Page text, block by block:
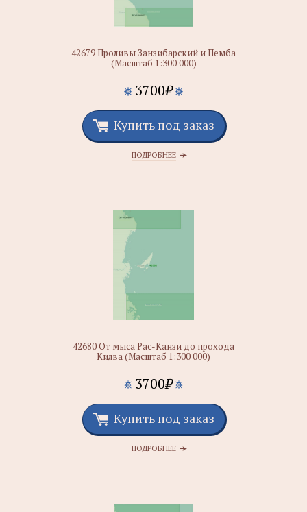
42679 Проливы Занзибарский и Пемба
(Масштаб 1:300 000)
3700₽
Купить под заказ
ПОДРОБНЕЕ
42680 От мыса Рас-Канзи до прохода
Килва (Масштаб 1:300 000)
3700₽
Купить под заказ
ПОДРОБНЕЕ